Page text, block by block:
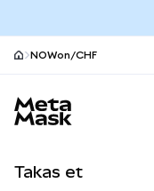
NOWon/CHF
Takas et